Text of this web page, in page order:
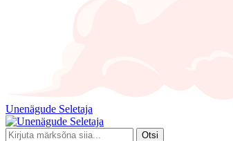
Unenägude Seletaja
Otsi